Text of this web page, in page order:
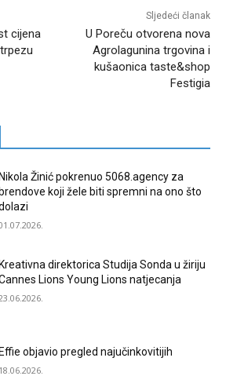
cijena
Sljedeći članak
U Poreču otvorena nova
Agrolagunina trgovina i
kušaonica taste&shop
Festigia
Nikola Žinić pokrenuo 5068.agency za
brendove koji žele biti spremni na ono što
Kreativna direktorica Studija Sonda u žiriju
Lions Young Lions natjecanja
Effie objavio pregled najučinkovitijih
18.06.2026.